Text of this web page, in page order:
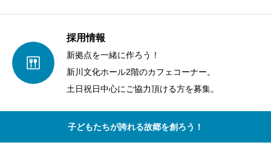
採用情報
新拠点を一緒に作ろう！
新川文化ホール2階のカフェコーナー。
土日祝日中心にご協力頂ける方を募集。
子どもたちが誇れる故郷を創ろう！